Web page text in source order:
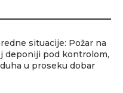
situacije: Požar na
deponiji pod kontrolom,
u proseku dobar